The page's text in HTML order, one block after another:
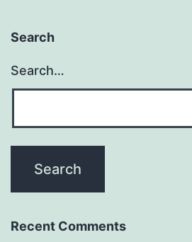
Search
Search…
Recent Comments